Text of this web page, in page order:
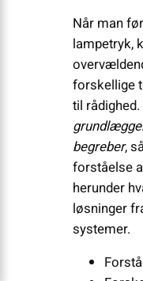
Når man
lampetryk,
forskellige
til
begreber,
forståelse
herunder
løsninger
systemer.